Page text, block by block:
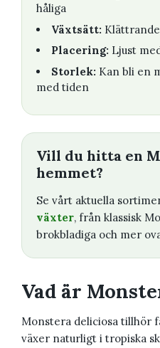
håliga
Växtsätt:
Placering: Ljust
Storlek: Kan bli en
med tiden
Vill du hitta en
hemmet?
Se vårt aktuella
växter, från klassisk
brokbladiga och mer
Vad är
Monstera deliciosa tillhör
växer naturligt i tropiska